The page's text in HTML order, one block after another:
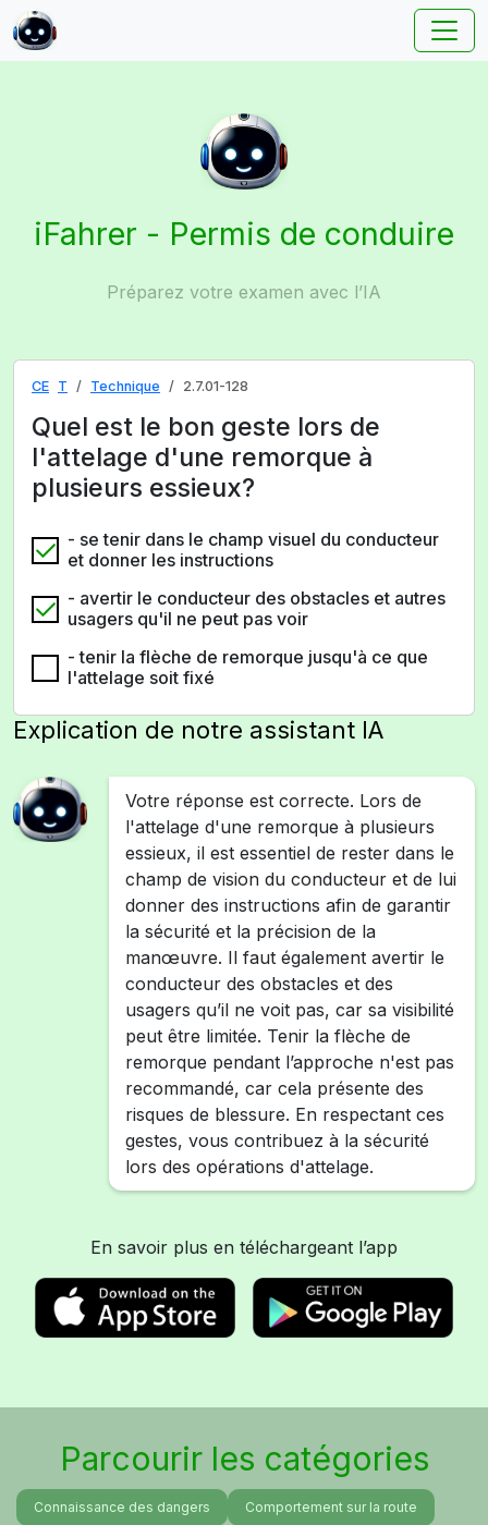
iFahrer - Permis de conduire
Préparez votre examen avec l’IA
CE T Technique 2.7.01-128
Quel est le bon geste lors de
l'attelage d'une remorque à
plusieurs essieux?
- se tenir dans le champ visuel du conducteur
et donner les instructions
- avertir le conducteur des obstacles et autres
usagers qu'il ne peut pas voir
- tenir la flèche de remorque jusqu'à ce que
l'attelage soit fixé
Explication de notre assistant IA
Votre réponse est correcte. Lors de
l'attelage d'une remorque à plusieurs
essieux, il est essentiel de rester dans le
champ de vision du conducteur et de lui
donner des instructions afin de garantir
la sécurité et la précision de la
manœuvre. Il faut également avertir le
conducteur des obstacles et des
usagers qu’il ne voit pas, car sa visibilité
peut être limitée. Tenir la flèche de
remorque pendant l’approche n'est pas
recommandé, car cela présente des
risques de blessure. En respectant ces
gestes, vous contribuez à la sécurité
lors des opérations d'attelage.
En savoir plus en téléchargeant l’app
Parcourir les catégories
Connaissance des dangers Comportement sur la route